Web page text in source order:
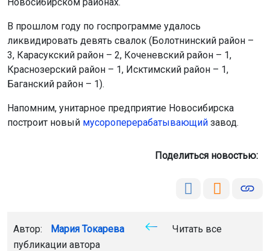
В прошлом году по госпрограмме удалось
ликвидировать девять свалок (Болотнинский район –
3, Карасукский район – 2, Коченевский район – 1,
Краснозерский район – 1, Исктимский район – 1,
Баганский район – 1).
Напомним, унитарное предприятие Новосибирска
построит новый мусороперерабатывающий завод.
Поделиться новостью:
Автор: Мария Токарева
Читать все
публикации автора